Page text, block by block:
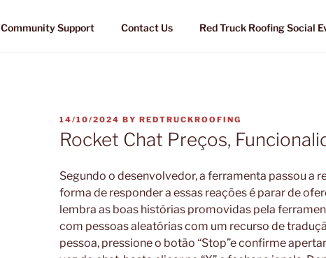
Community Support Contact Us Red Truck Roofing Social
POSTED
ON
14/10/2024 BY REDTRUCKROOFING
Rocket Chat Preços,
Segundo o desenvolvedor, a ferramenta passou a
forma de responder a essas reações é parar de
lembra as boas histórias promovidas pela
com pessoas aleatórias com um recurso de
pessoa, pressione o botão “Stop”e confirme